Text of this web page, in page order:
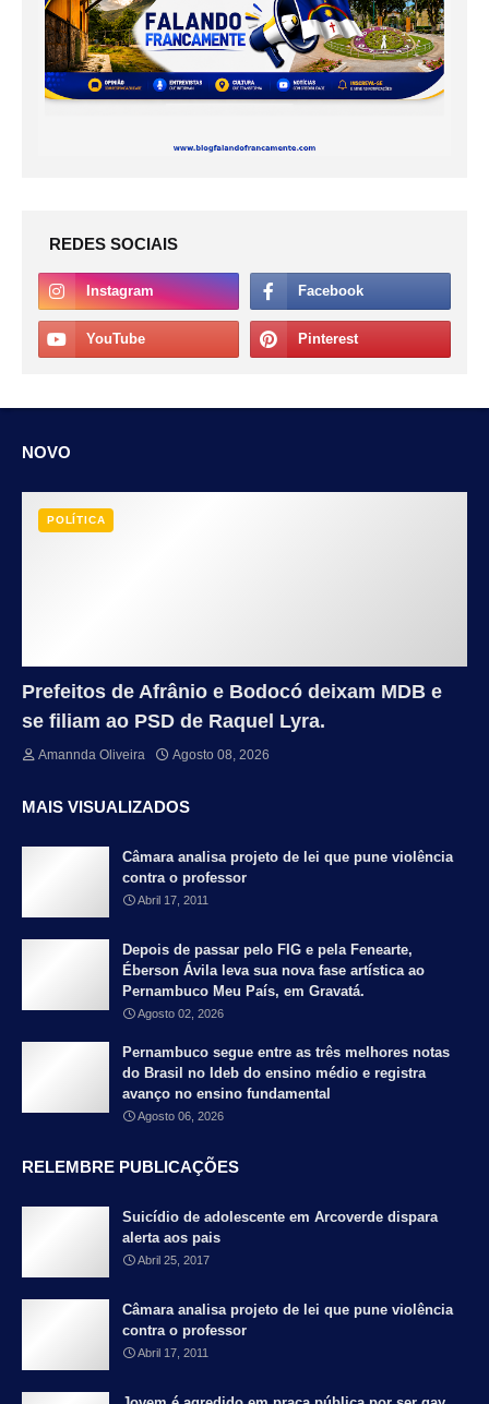
REDES SOCIAIS
NOVO
POLÍTICA
Prefeitos de Afrânio e Bodocó deixam MDB e
se filiam ao PSD de Raquel Lyra.
Amannda Oliveira Agosto 08, 2026
MAIS VISUALIZADOS
Câmara analisa projeto de lei que pune violência
contra o professor
Abril 17, 2011
Depois de passar pelo FIG e pela Fenearte,
Éberson Ávila leva sua nova fase artística ao
Pernambuco Meu País, em Gravatá.
Agosto 02, 2026
Pernambuco segue entre as três melhores notas
do Brasil no Ideb do ensino médio e registra
avanço no ensino fundamental
Agosto 06, 2026
RELEMBRE PUBLICAÇÕES
Suicídio de adolescente em Arcoverde dispara
alerta aos pais
Abril 25, 2017
Câmara analisa projeto de lei que pune violência
contra o professor
Abril 17, 2011